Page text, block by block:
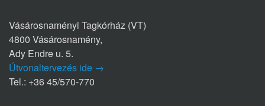
Vásárosnaményi Tagkórház (VT)
4800 Vásárosnamény,
Ady Endre u. 5.
Útvonaltervezés ide →
Tel.: +36 45/570-770